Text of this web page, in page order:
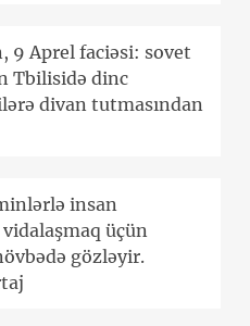
9 Aprel faciəsi: sovet
Tbilisidə dinc
divan tutmasından
insan
üçün
gözləyir.